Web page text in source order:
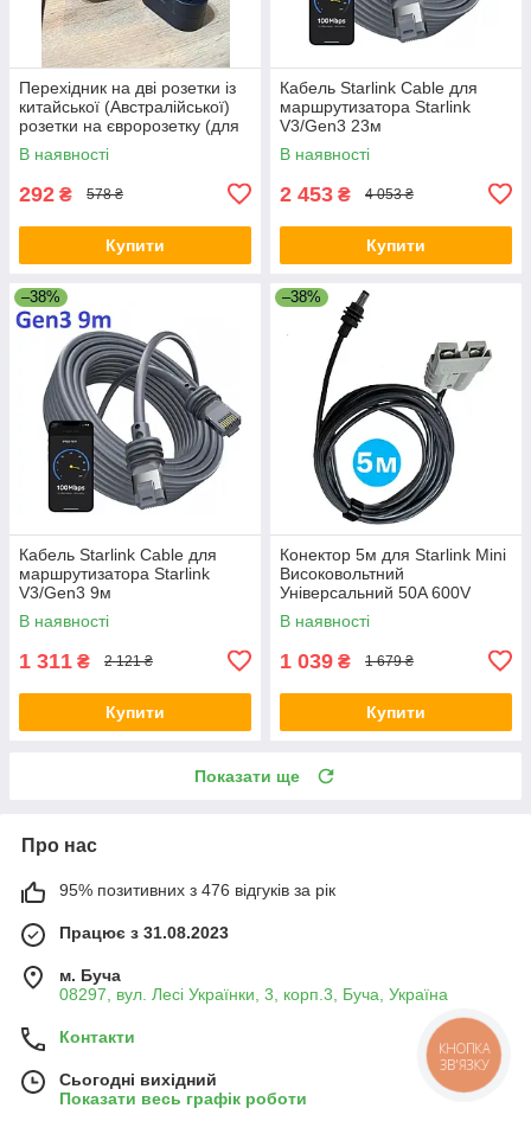
Перехідник на дві розетки із
китайської (Австралійської)
розетки на євророзетку (для
Ecoflow) 10А / 250В для
подорожей Чорний
В наявності
292 ₴ 578 ₴
Купити
Кабель Starlink Cable для
маршрутизатора Starlink
V3/Gen3 23м
В наявності
2 453 ₴ 4 053 ₴
Купити
–38%
Кабель Starlink Cable для
маршрутизатора Starlink
V3/Gen3 9м
В наявності
1 311 ₴ 2 121 ₴
Купити
–38%
Конектор 5м для Starlink Mini
Високовольтний
Універсальний 50A 600V
Чорний
В наявності
1 039 ₴ 1 679 ₴
Купити
Показати ще
Про нас
95% позитивних з 476 відгуків за рік
Працює з 31.08.2023
м. Буча
08297, вул. Лесі Українки, 3, корп.3, Буча, Україна
Контакти
Сьогодні вихідний
Показати весь графік роботи
КНОПКА
ЗВ'ЯЗКУ